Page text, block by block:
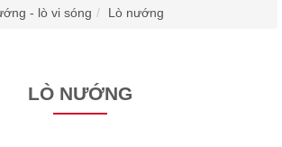
- lò vi sóng Lò nướng
LÒ NƯỚNG